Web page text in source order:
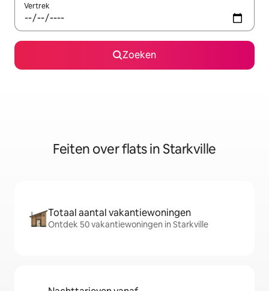
Vertrek
Zoeken
Feiten over flats in Starkville
Totaal aantal vakantiewoningen
Ontdek 50 vakantiewoningen in Starkville